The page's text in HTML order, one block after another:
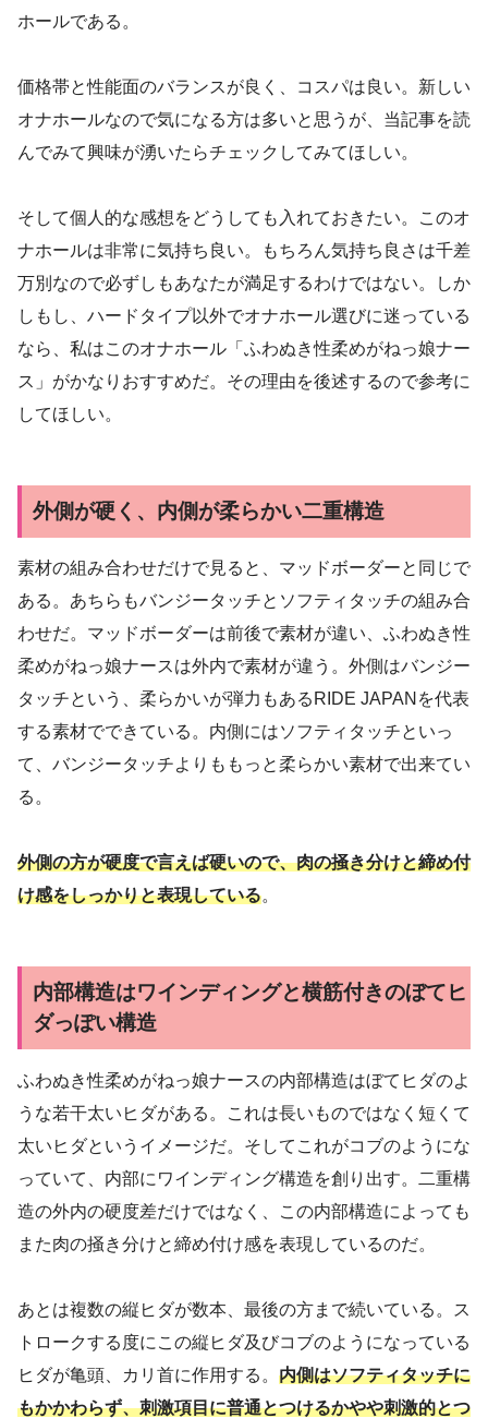
ホールである。
価格帯と性能面のバランスが良く、コスパは良い。新しい
オナホールなので気になる方は多いと思うが、当記事を読
んでみて興味が湧いたらチェックしてみてほしい。
そして個人的な感想をどうしても入れておきたい。このオ
ナホールは非常に気持ち良い。もちろん気持ち良さは千差
万別なので必ずしもあなたが満足するわけではない。しか
しもし、ハードタイプ以外でオナホール選びに迷っている
なら、私はこのオナホール「ふわぬき性柔めがねっ娘ナー
ス」がかなりおすすめだ。その理由を後述するので参考に
してほしい。
外側が硬く、内側が柔らかい二重構造
素材の組み合わせだけで見ると、マッドボーダーと同じで
ある。あちらもバンジータッチとソフティタッチの組み合
わせだ。マッドボーダーは前後で素材が違い、ふわぬき性
柔めがねっ娘ナースは外内で素材が違う。外側はバンジー
タッチという、柔らかいが弾力もあるRIDE JAPANを代表
する素材でできている。内側にはソフティタッチといっ
て、バンジータッチよりももっと柔らかい素材で出来てい
る。
外側の方が硬度で言えば硬いので、肉の掻き分けと締め付
け感をしっかりと表現している。
内部構造はワインディングと横筋付きのぼてヒ
ダっぽい構造
ふわぬき性柔めがねっ娘ナースの内部構造はぼてヒダのよ
うな若干太いヒダがある。これは長いものではなく短くて
太いヒダというイメージだ。そしてこれがコブのようにな
っていて、内部にワインディング構造を創り出す。二重構
造の外内の硬度差だけではなく、この内部構造によっても
また肉の掻き分けと締め付け感を表現しているのだ。
あとは複数の縦ヒダが数本、最後の方まで続いている。ス
トロークする度にこの縦ヒダ及びコブのようになっている
ヒダが亀頭、カリ首に作用する。 内側はソフティタッチに
もかかわらず、刺激項目に普通とつけるかやや刺激的とつ